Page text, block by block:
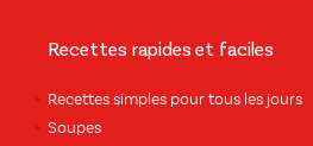
Recettes rapides et faciles
Recettes simples pour tous les jours
Soupes